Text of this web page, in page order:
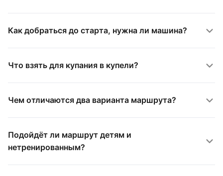
Как добраться до старта, нужна ли машина?
Что взять для купания в купели?
Чем отличаются два варианта маршрута?
Подойдёт ли маршрут детям и
нетренированным?